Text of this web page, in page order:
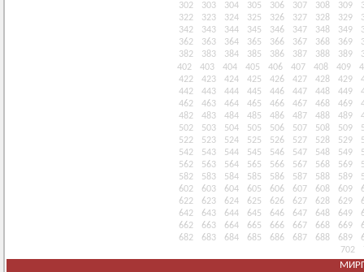
302
303 304 305 306 307 308 309
322
323 324 325 326 327 328 329
342
343 344 345 346 347 348 349
362
363 364 365 366 367 368 369
382
383 384 385 386 387 388 389
402
403 404 405 406 407 408 409
422
423 424 425 426 427 428 429
442
443 444 445 446 447 448 449
462
463 464 465 466 467 468 469
482
483 484 485 486 487 488 489
502
503 504 505 506 507 508 509
522
523 524 525 526 527 528 529
542
543 544 545 546 547 548 549
562
563 564 565 566 567 568 569
582
583 584 585 586 587 588 589
602
603 604 605 606 607 608 609
622
623 624 625 626 627 628 629
642
643 644 645 646 647 648 649
662
663 664 665 666 667 668 669
682
683 684 685 686 687 688 689
702